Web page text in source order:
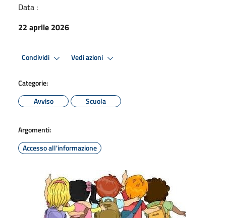
Data :
22 aprile 2026
Condividi Vedi azioni
Categorie:
Avviso
Scuola
Argomenti:
Accesso all'informazione